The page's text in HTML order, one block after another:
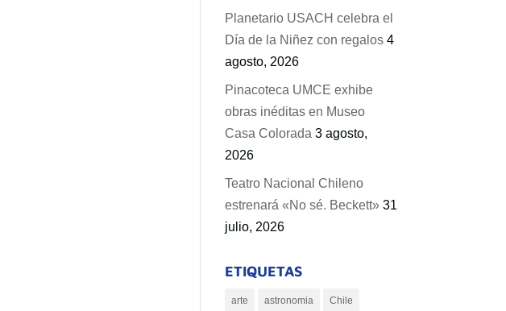
Planetario USACH celebra el
Día de la Niñez con regalos 4
agosto, 2026
Pinacoteca UMCE exhibe
obras inéditas en Museo
Casa Colorada 3 agosto,
2026
Teatro Nacional Chileno
estrenará «No sé. Beckett» 31
julio, 2026
ETIQUETAS
arte astronomia Chile